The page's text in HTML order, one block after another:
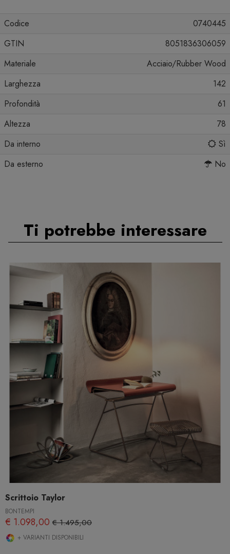
Codice
0740445
GTIN
8051836306059
Materiale
Acciaio/Rubber Wood
Larghezza
142
Profondità
61
Altezza
78
Da interno
Sì
Da esterno
No
Ti potrebbe interessare
Scrittoio Taylor
BONTEMPI
€ 1.098,00 € 1.495,00
+ VARIANTI DISPONIBILI